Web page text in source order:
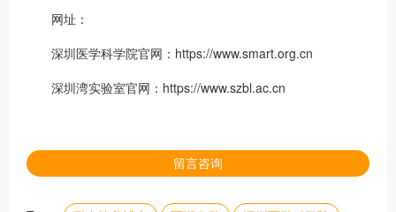
网址：
深圳医学科学院官网：https://www.smart.org.cn
深圳湾实验室官网：https://www.szbl.ac.cn
留言咨询